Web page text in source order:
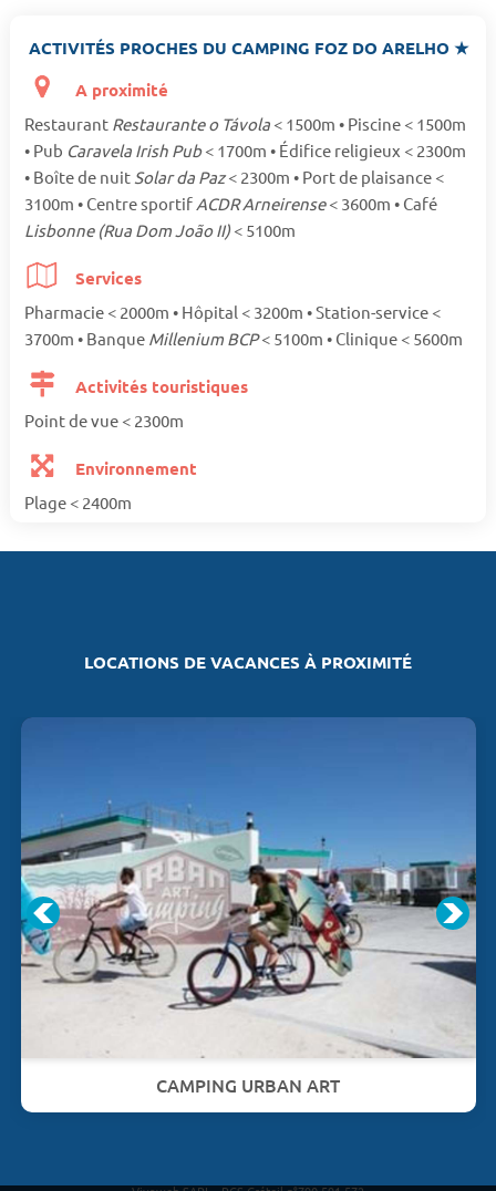
ACTIVITÉS PROCHES DU CAMPING FOZ DO ARELHO ★
A proximité
Restaurant Restaurante o Távola < 1500m • Piscine < 1500m
• Pub Caravela Irish Pub< 1700m • Édifice religieux < 2300m
• Boîte de nuit Solar da Paz< 2300m • Port de plaisance <
3100m • Centre sportif ACDR Arneirense< 3600m • Café
Lisbonne (Rua Dom João II) < 5100m
Services
Pharmacie < 2000m • Hôpital < 3200m • Station-service <
3700m • Banque Millenium BCP< 5100m • Clinique < 5600m
Activités touristiques
Point de vue < 2300m
Environnement
Plage < 2400m
LOCATIONS DE VACANCES À PROXIMITÉ
CAMPING URBAN ART